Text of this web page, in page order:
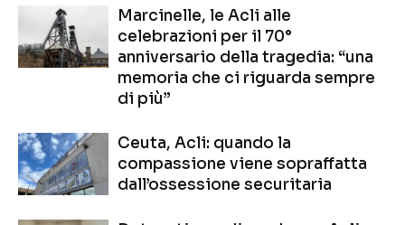
Marcinelle, le Acli alle
celebrazioni per il 70°
anniversario della tragedia: “una
memoria che ci riguarda sempre
di più”
Ceuta, Acli: quando la
compassione viene sopraffatta
dall’ossessione securitaria